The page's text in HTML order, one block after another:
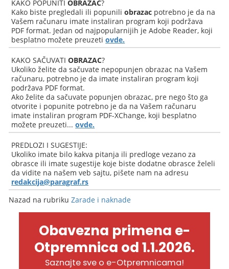
KAKO POPUNITIOBRAZAC?
Kako biste pregledali ili popuniliobrazac potrebno je da na
Vašem računaru imate instaliran program koji podržava
PDF format. Jedan od najpopularnijih je Adobe Reader, koji
besplatno možete preuzetiovde.
KAKO SAČUVATIOBRAZAC?
Ukoliko želite da sačuvate nepopunjen obrazac na Vašem
računaru, potrebno je da imate instaliran program koji
podržava PDF format.
Ako želite da sačuvate popunjen obrazac, pre nego što ga
otvorite i popunite potrebno je da na Vašem računaru
imate instaliran program PDF-XChange, koji besplatno
možete preuzeti...ovde.
PREDLOZI I SUGESTIJE:
Ukoliko imate bilo kakva pitanja ili predloge vezano za
obrasce ili imate sugestije koje biste dodatne obrasce želeli
da vidite na našem veb sajtu, pišete nam na adresu
redakcija@paragraf.rs
Nazad na rubrikuZarade i naknade
Obavezna primena e-
Otpremnica od 1.1.2026.
Saznajte sve o e-Otpremnicama!